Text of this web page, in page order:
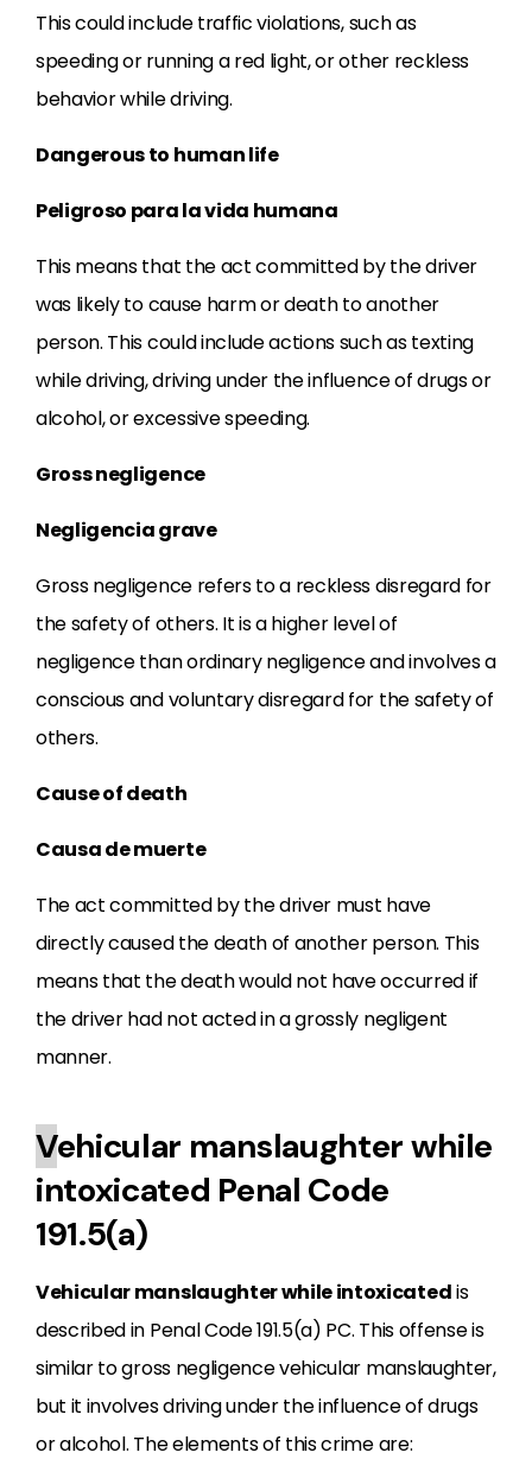
This could include traffic violations, such as
speeding or running a red light, or other reckless
behavior while driving.
Dangerous to human life
Peligroso para la vida humana
This means that the act committed by the driver
was likely to cause harm or death to another
person. This could include actions such as texting
while driving, driving under the influence of drugs or
alcohol, or excessive speeding.
Gross negligence
Negligencia grave
Gross negligence refers to a reckless disregard for
the safety of others. It is a higher level of
negligence than ordinary negligence and involves a
conscious and voluntary disregard for the safety of
others.
Cause of death
Causa de muerte
The act committed by the driver must have
directly caused the death of another person. This
means that the death would not have occurred if
the driver had not acted in a grossly negligent
manner.
Vehicular manslaughter while
intoxicated Penal Code
191.5(a)
Vehicular manslaughter while intoxicatedis
described in Penal Code 191.5(a) PC. This offense is
similar to gross negligence vehicular manslaughter,
but it involves driving under the influence of drugs
or alcohol. The elements of this crime are: